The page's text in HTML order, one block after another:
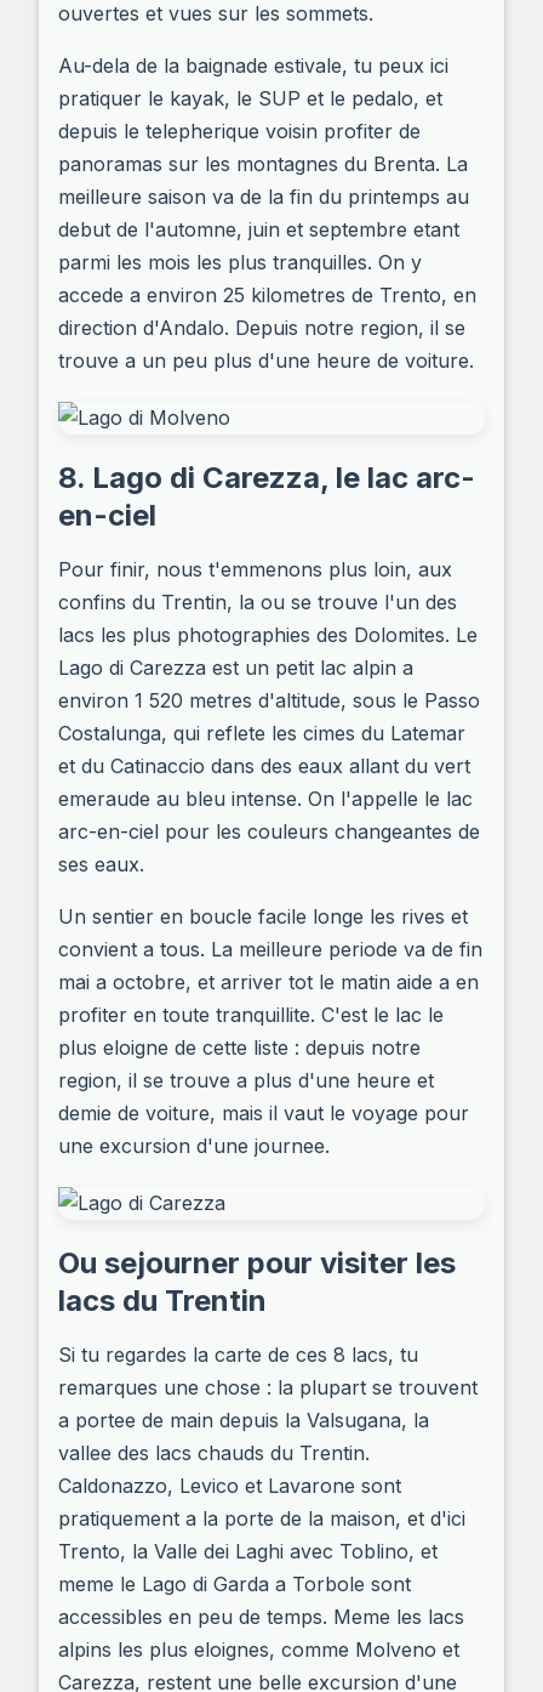
ouvertes et vues sur les sommets.
Au-dela de la baignade estivale, tu peux ici
pratiquer le kayak, le SUP et le pedalo, et
depuis le telepherique voisin profiter de
panoramas sur les montagnes du Brenta. La
meilleure saison va de la fin du printemps au
debut de l'automne, juin et septembre etant
parmi les mois les plus tranquilles. On y
accede a environ 25 kilometres de Trento, en
direction d'Andalo. Depuis notre region, il se
trouve a un peu plus d'une heure de voiture.
8. Lago di Carezza, le lac arc-
en-ciel
Pour finir, nous t'emmenons plus loin, aux
confins du Trentin, la ou se trouve l'un des
lacs les plus photographies des Dolomites. Le
Lago di Carezza est un petit lac alpin a
environ 1 520 metres d'altitude, sous le Passo
Costalunga, qui reflete les cimes du Latemar
et du Catinaccio dans des eaux allant du vert
emeraude au bleu intense. On l'appelle le lac
arc-en-ciel pour les couleurs changeantes de
ses eaux.
Un sentier en boucle facile longe les rives et
convient a tous. La meilleure periode va de fin
mai a octobre, et arriver tot le matin aide a en
profiter en toute tranquillite. C'est le lac le
plus eloigne de cette liste : depuis notre
region, il se trouve a plus d'une heure et
demie de voiture, mais il vaut le voyage pour
une excursion d'une journee.
Ou sejourner pour visiter les
lacs du Trentin
Si tu regardes la carte de ces 8 lacs, tu
remarques une chose : la plupart se trouvent
a portee de main depuis la Valsugana, la
vallee des lacs chauds du Trentin.
Caldonazzo, Levico et Lavarone sont
pratiquement a la porte de la maison, et d'ici
Trento, la Valle dei Laghi avec Toblino, et
meme le Lago di Garda a Torbole sont
accessibles en peu de temps. Meme les lacs
alpins les plus eloignes, comme Molveno et
Carezza, restent une belle excursion d'une